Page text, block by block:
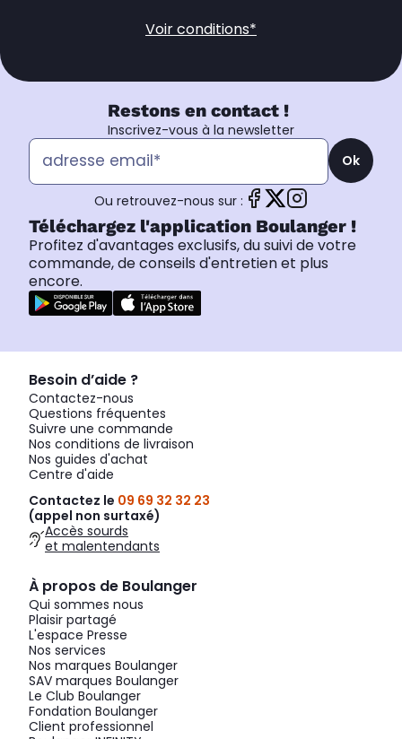
Voir conditions*
Restons en contact !
Inscrivez-vous à la newsletter
Ok
Ou retrouvez-nous sur :
Téléchargez l'application Boulanger !
Profitez d'avantages exclusifs, du suivi de votre
commande, de conseils d'entretien et plus
encore.
Besoin d’aide ?
Contactez-nous
Questions fréquentes
Suivre une commande
Nos conditions de livraison
Nos guides d'achat
Centre d'aide
Contactez le 09 69 32 32 23
(appel non surtaxé)
Accès sourds
et malentendants
À propos de Boulanger
Qui sommes nous
Plaisir partagé
L'espace Presse
Nos services
Nos marques Boulanger
SAV marques Boulanger
Le Club Boulanger
Fondation Boulanger
Client professionnel